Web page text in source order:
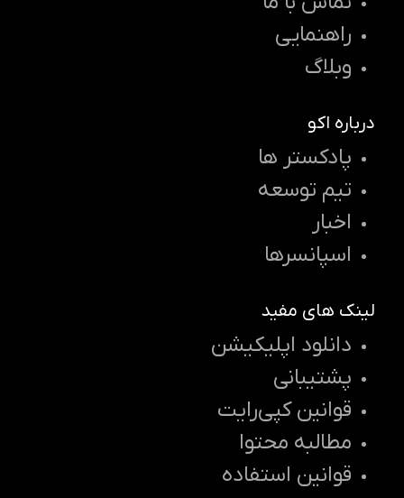
راهنمایی
وبلاگ
درباره اکو
پادکستر ها
تیم توسعه
اخبار
اسپانسرها
لینک های مفید
دانلود اپلیکیشن
پشتیبانی
قوانین کپی‌رایت
مطالبه محتوا
قوانین استفاده